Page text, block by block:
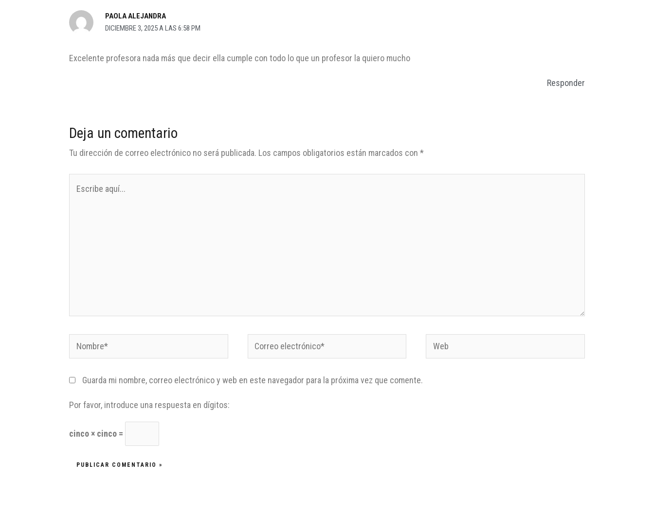
PAOLA ALEJANDRA
DICIEMBRE 3, 2025 A LAS 6:58 PM
Excelente profesora nada más que decir ella cumple con todo lo que un profesor la quiero mucho
Responder
Deja un comentario
Tu dirección de correo electrónico no será publicada. Los campos obligatorios están marcados con*
Guarda mi nombre, correo electrónico y web en este navegador para la próxima vez que comente.
Por favor, introduce una respuesta en dígitos:
cinco × cinco =